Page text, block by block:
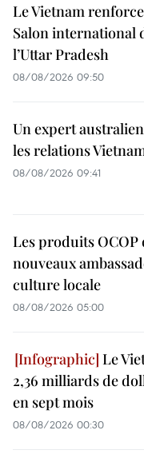
Le Vietnam
Salon international
l’Uttar Pradesh
08/08/2026 09:50
Un expert
les relations
08/08/2026 09:41
Les produits OCOP
nouveaux
culture locale
08/08/2026 05:00
Le
2,36 milliards de
en sept mois
08/08/2026 00:30